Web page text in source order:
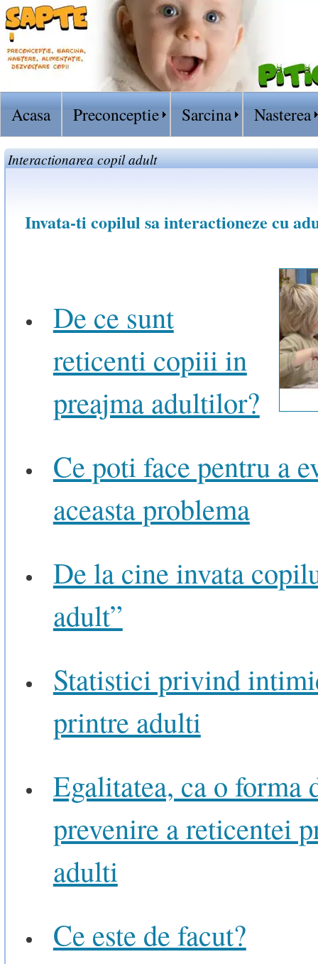
Acasa Preconceptie Sarcina Nasterea
Interactionarea copil adult
Invata-ti copilul sa interactioneze cu
De ce sunt
reticenti copiii in
preajma adultilor?
Ce poti face pentru a
aceasta problema
De la cine invata
adult”
Statistici privind
printre adulti
Egalitatea, ca o forma
prevenire a reticentei
adulti
Ce este de facut?